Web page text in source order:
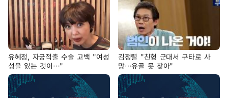
유혜정, 자궁적출 수술 고백 "여성
성을 잃는 것이…"
김정렬 "친형 군대서 구타로 사
망…유골 못 찾아"